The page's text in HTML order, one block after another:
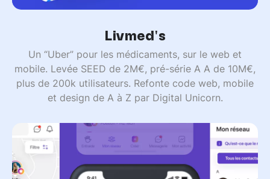
Livmed's
Un “Uber” pour les médicaments, sur le web et
mobile. Levée SEED de 2M€, pré-série A A de 10M€,
plus de 200k utilisateurs. Refonte code web, mobile
et design de A à Z par Digital Unicorn.